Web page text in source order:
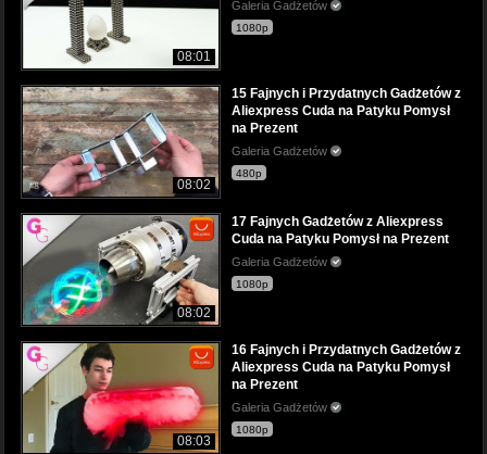
08:01
Galeria Gadżetów
1080p
08:02
15 Fajnych i Przydatnych Gadżetów z
Aliexpress Cuda na Patyku Pomysł
na Prezent
Galeria Gadżetów
480p
08:02
17 Fajnych Gadżetów z Aliexpress
Cuda na Patyku Pomysł na Prezent
Galeria Gadżetów
1080p
08:03
16 Fajnych i Przydatnych Gadżetów z
Aliexpress Cuda na Patyku Pomysł
na Prezent
Galeria Gadżetów
1080p